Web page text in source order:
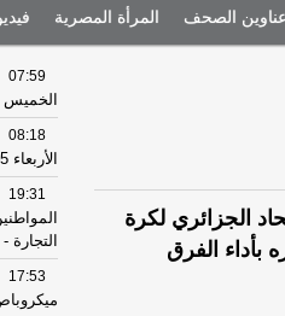
الصحف المرأة المصرية
الجزائري لكرة
الفرق
07:59
الخميس 06-08-2026
08:18
الأربعاء 05-08-2026
19:31
التجارة -
17:53